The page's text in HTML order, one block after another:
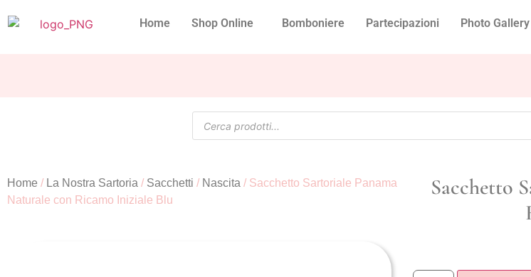
Home Shop Online Bomboniere Partecipazioni Photo Gallery
Home / La Nostra Sartoria / Sacchetti / Nascita / Sacchetto Sartoriale Panama
Naturale con Ricamo Iniziale Blu
Sacchetto